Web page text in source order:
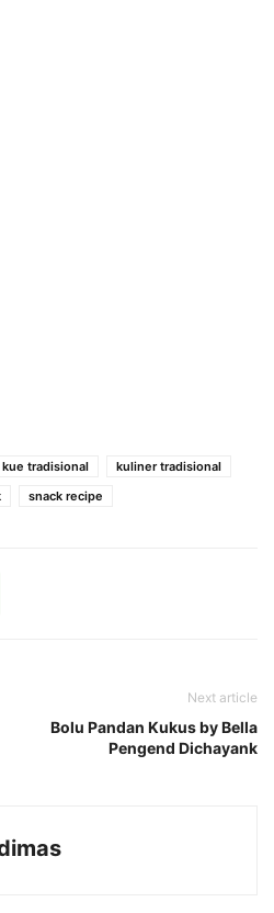
kue tradisional
kuliner tradisional
snack recipe
Next article
Bolu Pandan Kukus by Bella
Pengend Dichayank